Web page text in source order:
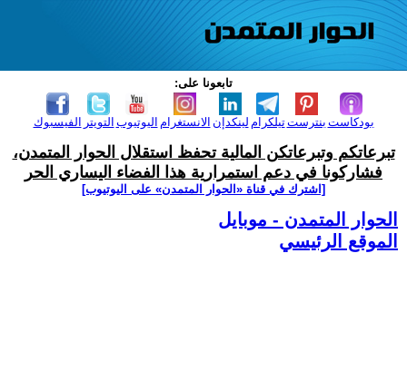
تابعونا على:
الفيسبوك التويتر اليوتيوب الانستغرام لينكدإن تيلكرامبنترست بودكاست
تبرعاتكم وتبرعاتكن المالية تحفظ استقلال الحوار المتمدن،
فشاركونا في دعم استمرارية هذا الفضاء اليساري الحر
[اشترك في قناة ‫«الحوار المتمدن» على اليوتيوب]
الحوار المتمدن - موبايل
الموقع الرئيسي